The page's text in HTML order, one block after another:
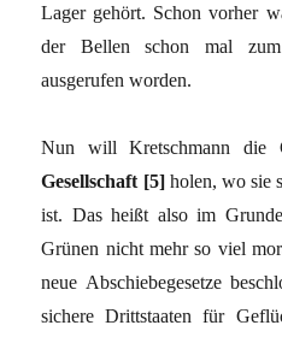
Lager gehört. Schon vorher
der Bellen schon mal
ausgerufen worden.
Nun will Kretschmann die
Gesellschaft [5]holen, wo sie
ist. Das heißt also im
Grünen nicht mehr so viel
neue Abschiebegesetze
sichere Drittstaaten für